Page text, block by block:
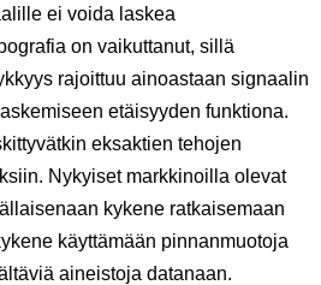
ei voida laskea
on vaikuttanut, sillä
rajoittuu ainoastaan signaalin
etäisyyden funktiona.
eksaktien tehojen
Nykyiset markkinoilla olevat
kykene ratkaisemaan
käyttämään pinnanmuotoja
aineistoja datanaan.